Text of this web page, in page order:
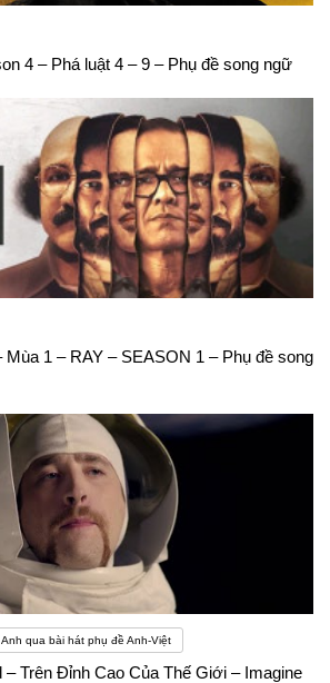
4 – Phá luật 4 – 9 – Phụ đề song ngữ
Mùa 1 – RAY – SEASON 1 – Phụ đề song
qua bài hát phụ đề Anh-Việt
– Trên Đỉnh Cao Của Thế Giới – Imagine